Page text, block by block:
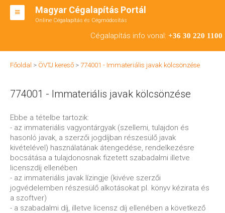
Magyar Cégalapítás Portál
Online Cégalapítás és Cégmódosítás
Cégalapítás info vonal: +36 30 220 1100
BT ALAPÍTÁS
CÉGMÓDOSÍTÁS
ÁTALAKULÁS
TEÁOR SZÁMOK '08
ENGEDÉLYKÖTELES
KAPCSOLAT
IRODÁK
Főoldal > ÖVTJ kereső > 774001 - Immateriális javak kölcsönzése
774001 - Immateriális javak kölcsönzése
Ebbe a tételbe tartozik:
- az immateriális vagyontárgyak (szellemi, tulajdon és
hasonló javak, a szerzői jogdíjban részesülő javak
kivételével) használatának átengedése, rendelkezésre
bocsátása a tulajdonosnak fizetett szabadalmi illetve
licenszdíj ellenében
- az immateriális javak lízingje (kivéve szerzői
jogvédelemben részesülő alkotásokat pl. könyv kézirata és
a szoftver)
- a szabadalmi díj, illetve licensz díj ellenében a következő